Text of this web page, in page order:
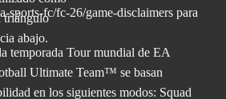
sports-fc/fc-26/game-disclaimers para
temporada Tour mundial de EA
Ultimate Team™ se basan
en los siguientes modos: Squad